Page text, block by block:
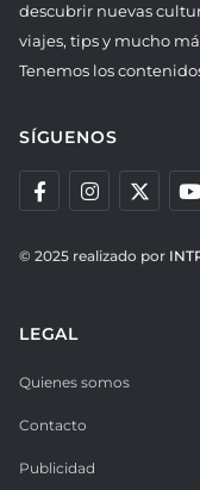
descubrir nuevas
viajes, tips y mucho
Tenemos los
SÍGUENOS
© 2025 realizado por
LEGAL
Quienes somos
Contacto
Publicidad